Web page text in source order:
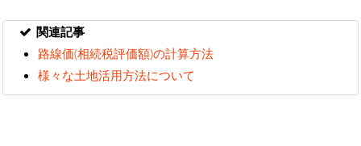
関連記事
路線価(相続税評価額)の計算方法
様々な土地活用方法について